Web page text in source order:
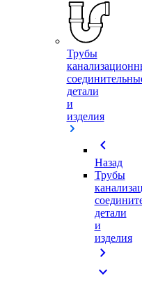
Трубы
детали
и
изделия
chevron_left
Назад
Трубы
детали
и
изделия
chevron_right
expand_more